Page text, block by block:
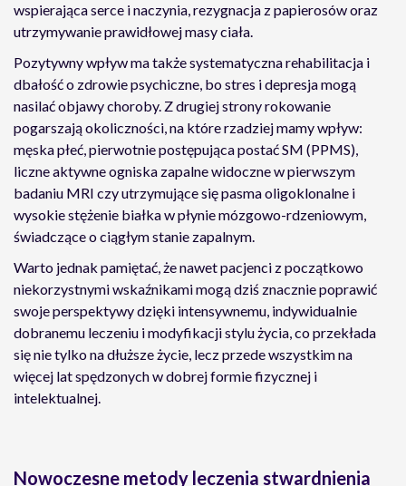
wspierająca serce i naczynia, rezygnacja z papierosów oraz
utrzymywanie prawidłowej masy ciała.
Pozytywny wpływ ma także systematyczna rehabilitacja i
dbałość o zdrowie psychiczne, bo stres i depresja mogą
nasilać objawy choroby. Z drugiej strony rokowanie
pogarszają okoliczności, na które rzadziej mamy wpływ:
męska płeć, pierwotnie postępująca postać SM (PPMS),
liczne aktywne ogniska zapalne widoczne w pierwszym
badaniu MRI czy utrzymujące się pasma oligoklonalne i
wysokie stężenie białka w płynie mózgowo-rdzeniowym,
świadczące o ciągłym stanie zapalnym.
Warto jednak pamiętać, że nawet pacjenci z początkowo
niekorzystnymi wskaźnikami mogą dziś znacznie poprawić
swoje perspektywy dzięki intensywnemu, indywidualnie
dobranemu leczeniu i modyfikacji stylu życia, co przekłada
się nie tylko na dłuższe życie, lecz przede wszystkim na
więcej lat spędzonych w dobrej formie fizycznej i
intelektualnej.
Nowoczesne metody leczenia stwardnienia